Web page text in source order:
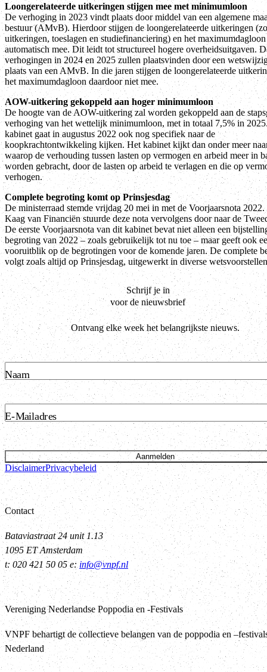
Loongerelateerde uitkeringen stijgen mee met minimumloon
De verhoging in 2023 vindt plaats door middel van een algemene
bestuur (AMvB). Hierdoor stijgen de loongerelateerde uitkeringen
uitkeringen, toeslagen en studiefinanciering) en het maximumdagloon
automatisch mee. Dit leidt tot structureel hogere overheidsuitgaven.
verhogingen in 2024 en 2025 zullen plaatsvinden door een
plaats van een AMvB. In die jaren stijgen de loongerelateerde
het maximumdagloon daardoor niet mee.
AOW-uitkering gekoppeld aan hoger minimumloon
De hoogte van de AOW-uitkering zal worden gekoppeld aan de
verhoging van het wettelijk minimumloon, met in totaal 7,5% in
kabinet gaat in augustus 2022 ook nog specifiek naar de
koopkrachtontwikkeling kijken. Het kabinet kijkt dan onder meer
waarop de verhouding tussen lasten op vermogen en arbeid meer in
worden gebracht, door de lasten op arbeid te verlagen en die op
verhogen.
Complete begroting komt op Prinsjesdag
De ministerraad stemde vrijdag 20 mei in met de Voorjaarsnota
Kaag van Financiën stuurde deze nota vervolgens door naar de
De eerste Voorjaarsnota van dit kabinet bevat niet alleen een
begroting van 2022 – zoals gebruikelijk tot nu toe – maar geeft ook
vooruitblik op de begrotingen voor de komende jaren. De complete
volgt zoals altijd op Prinsjesdag, uitgewerkt in diverse
Schrijf je in
voor de nieuwsbrief
Ontvang elke week het belangrijkste nieuws.
Naam
E-Mailadres
Aanmelden
DisclaimerPrivacybeleid
Contact
Bataviastraat 24 unit 1.13
1095 ET Amsterdam
t: 020 421 50 05 e: info@vnpf.nl
Vereniging Nederlandse Poppodia en -Festivals
VNPF behartigt de collectieve belangen van de poppodia en
Nederland